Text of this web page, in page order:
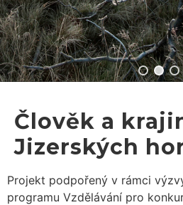
Člověk a
Jizerských
Projekt podpořený v rámci
programu Vzdělávání pro